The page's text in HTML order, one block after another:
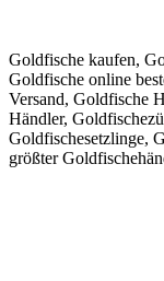
Goldfische kaufen,
Goldfische online
Versand, Goldfische
Händler,
Goldfischesetzlinge,
größter